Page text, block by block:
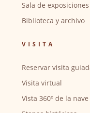
Sala de exposiciones
Biblioteca y archivo
VISITA
Reservar visita
Visita virtual
Vista 360º de la nave